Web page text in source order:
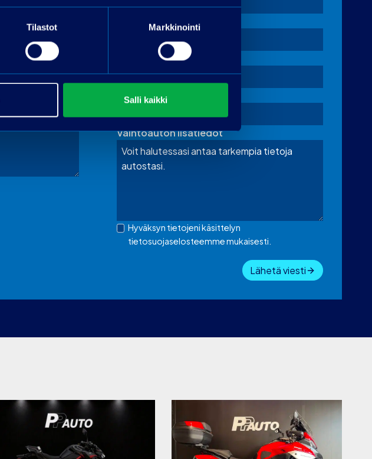
Tilastot Markkinointi
Salli kaikki
Rekisterinumero
Ajokilometrit
Vaihtoauton lisätiedot
Hyväksyn tietojeni käsittelyn
tietosuojaselosteemme mukaisesti.
Lähetä viesti